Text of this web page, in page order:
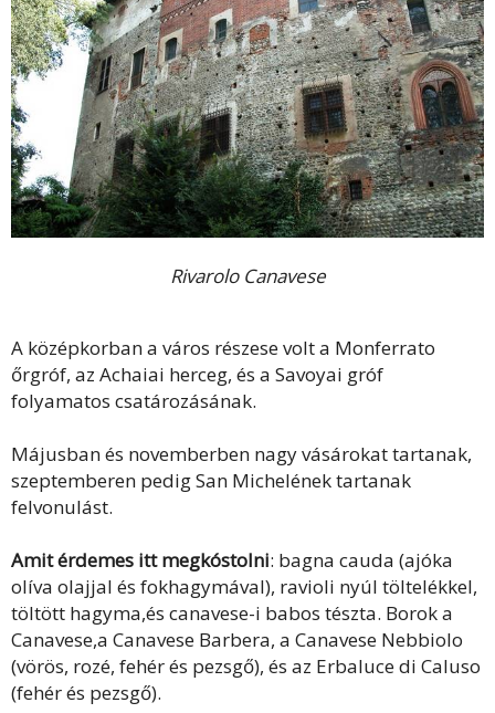
Rivarolo Canavese
A középkorban a város részese volt a Monferrato
őrgróf, az Achaiai herceg, és a Savoyai gróf
folyamatos csatározásának.
Májusban és novemberben nagy vásárokat tartanak,
szeptemberen pedig San Michelének tartanak
felvonulást.
Amit érdemes itt megkóstolni: bagna cauda (ajóka
olíva olajjal és fokhagymával), ravioli nyúl töltelékkel,
töltött hagyma,és canavese-i babos tészta. Borok a
Canavese,a Canavese Barbera, a Canavese Nebbiolo
(vörös, rozé, fehér és pezsgő), és az Erbaluce di Caluso
(fehér és pezsgő).